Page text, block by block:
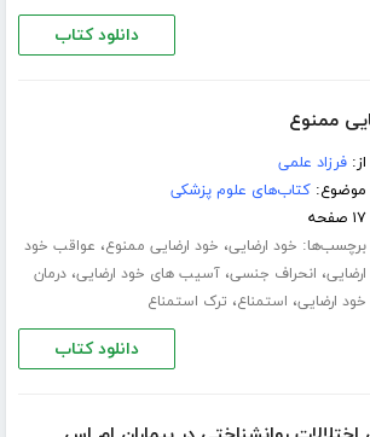
دانلود کتاب
ممنوع
از:فرزاد علمی
موضوع:کتاب‌های علوم پزشکی
۱۷ صفحه
برچسب‌ها: خود ارضایی، خود ارضایی ممنوع، عواقب خود
ارضایی، انحراف جنسی،آسیب های خود ارضایی،درمان
خود ارضایی، استمناع، ترک استمناع
دانلود کتاب